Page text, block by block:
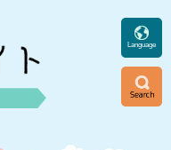
ニ
Language